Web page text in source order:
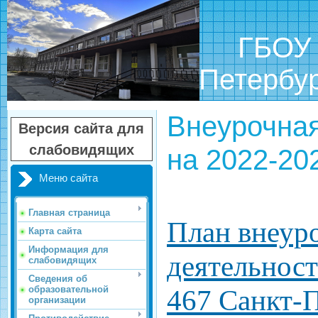
ГБОУ
Версия сайта для
слабовидящих
Меню сайта
Главная страница
Карта сайта
Информация для
слабовидящих
Сведения об
образовательной
организации
на 2022-
План
467 Санкт-